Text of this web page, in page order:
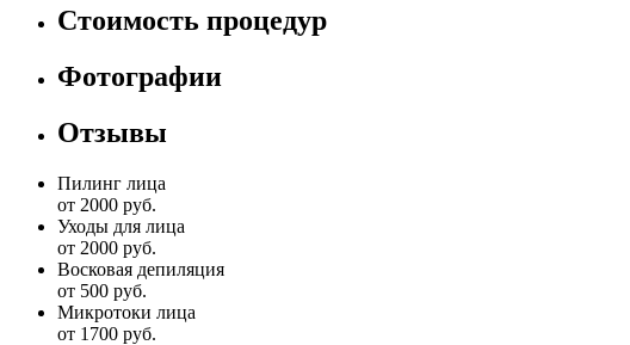
Стоимость процедур
Фотографии
Отзывы
Пилинг лица
от 2000 руб.
Уходы для лица
от 2000 руб.
Восковая депиляция
от 500 руб.
Микротоки лица
от 1700 руб.